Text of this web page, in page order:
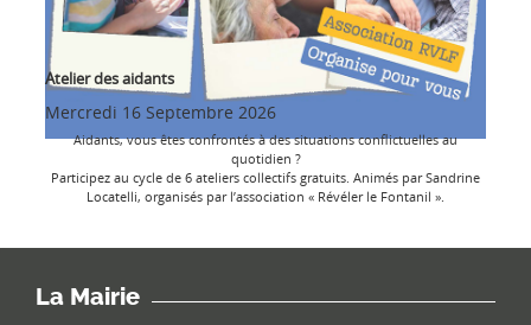
Atelier des aidants
Mercredi 16 Septembre 2026
Aidants, vous êtes confrontés à des situations conflictuelles au
quotidien ?
Participez au cycle de 6 ateliers collectifs gratuits. Animés par Sandrine
Locatelli, organisés par l’association « Révéler le Fontanil ».
La Mairie